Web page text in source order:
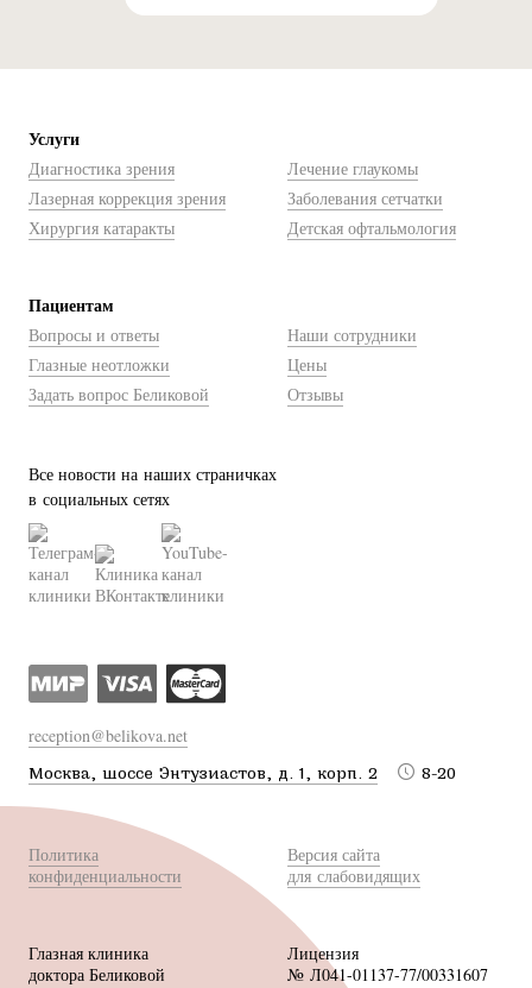
Услуги
Диагностика зрения
Лазерная коррекция зрения
Хирургия катаракты
Лечение глаукомы
Заболевания сетчатки
Детская офтальмология
Пациентам
Вопросы и ответы
Глазные неотложки
Задать вопрос Беликовой
Наши сотрудники
Цены
Отзывы
Все новости на наших страничках
в социальных сетях
reception@belikova.net
Москва, шоссе Энтузиастов, д. 1, корп. 2 8-20
Политика
конфиденциальности
Версия сайта
для слабовидящих
Глазная клиника
доктора Беликовой
Лицензия
№ Л041-01137-77/00331607